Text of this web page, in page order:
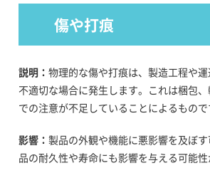
傷や打痕
説明： 物理的な傷や打痕は、製造工程や
不適切な場合に発生します。これは梱包
での注意が不足していることによるもので
影響： 製品の外観や機能に悪影響を及ぼ
品の耐久性や寿命にも影響を与える可能性